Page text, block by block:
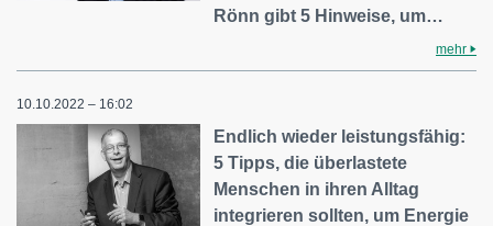
Rönn gibt 5 Hinweise, um…
mehr
10.10.2022 – 16:02
Endlich wieder leistungsfähig:
5 Tipps, die überlastete
Menschen in ihren Alltag
integrieren sollten, um Energie